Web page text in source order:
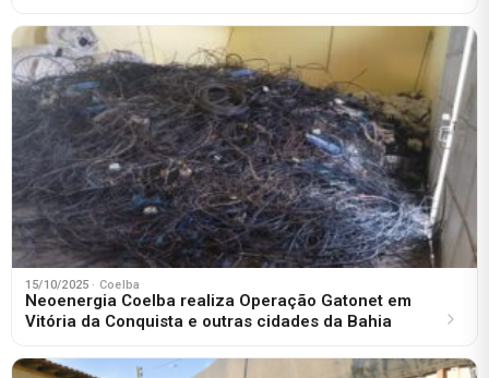
15/10/2025 · Coelba
Neoenergia Coelba realiza Operação Gatonet em
Vitória da Conquista e outras cidades da Bahia